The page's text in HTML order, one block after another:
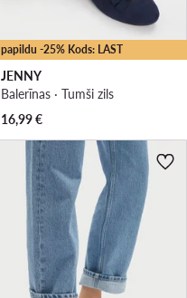
papildu -25% Kods: LAST
JENNY
Balerīnas · Tumši zils
16,99€